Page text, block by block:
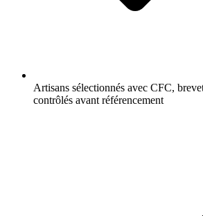
Artisans sélectionnés avec CFC,
contrôlés avant référencement